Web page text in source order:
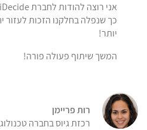
כך שנפלה בחלקנו הזכות לעזור
יותר!
המשך שיתוף פעולה פורה!
רות פריימן
רכזת גיוס בחברה